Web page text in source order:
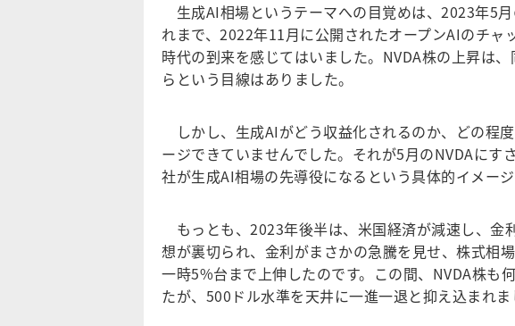
生成AI相場というテーマへの目覚めは、2023年5
れまで、2022年11月に公開されたオープンAIのチャ
時代の到来を感じてはいました。NVDA株の上昇は
らという目線はありました。
しかし、生成AIがどう収益化されるのか、どの程
ージできていませんでした。それが5月のNVDAにす
社が生成AI相場の先導役になるという具体的イメー
もっとも、2023年後半は、米国経済が減速し、金
想が裏切られ、金利がまさかの急騰を見せ、株式相
一時5%台まで上伸したのです。この間、NVDA株も
たが、500ドル水準を天井に一進一退と抑え込まれま